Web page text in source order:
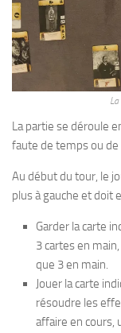
La partie se déroule
faute de temps ou
Au début du tour, le
plus à gauche et doit
Garder la carte
3 cartes en
que 3 en main.
Jouer la carte
résoudre les
affaire en cours,